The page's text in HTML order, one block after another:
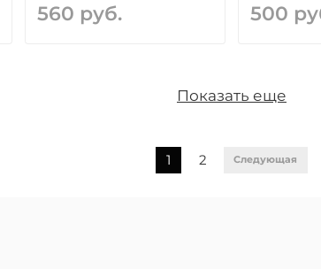
560 руб. 500
Показать еще
1 2 Следующая